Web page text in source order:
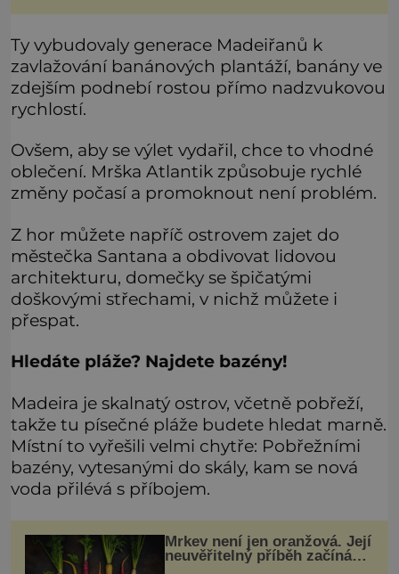
Ty vybudovaly generace Madeiřanů k
zavlažování banánových plantáží, banány ve
zdejším podnebí rostou přímo nadzvukovou
rychlostí.
Ovšem, aby se výlet vydařil, chce to vhodné
oblečení. Mrška Atlantik způsobuje rychlé
změny počasí a promoknout není problém.
Z hor můžete napříč ostrovem zajet do
městečka Santana a obdivovat lidovou
architekturu, domečky se špičatými
doškovými střechami, v nichž můžete i
přespat.
Hledáte pláže? Najdete bazény!
Madeira je skalnatý ostrov, včetně pobřeží,
takže tu písečné pláže budete hledat marně.
Místní to vyřešili velmi chytře: Pobřežními
bazény, vytesanými do skály, kam se nová
voda přilévá s příbojem.
Mrkev není jen oranžová. Její
neuvěřitelný příběh začíná